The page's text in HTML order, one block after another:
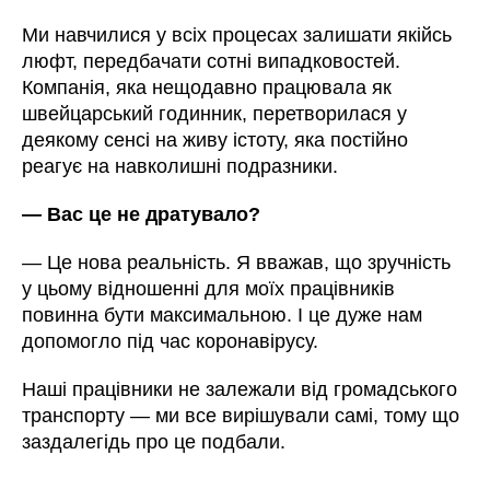
Ми навчилися у всіх процесах залишати якійсь
люфт, передбачати сотні випадковостей.
Компанія, яка нещодавно працювала як
швейцарський годинник, перетворилася у
деякому сенсі на живу істоту, яка постійно
реагує на навколишні подразники.
— Вас це не дратувало?
— Це нова реальність. Я вважав, що зручність
у цьому відношенні для моїх працівників
повинна бути максимальною. І це дуже нам
допомогло під час коронавірусу.
Наші працівники не залежали від громадського
транспорту— ми все вирішували самі, тому що
заздалегідь про це подбали.